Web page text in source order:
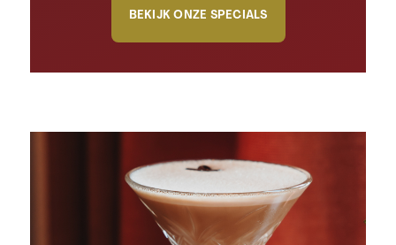
BEKIJK ONZE SPECIALS